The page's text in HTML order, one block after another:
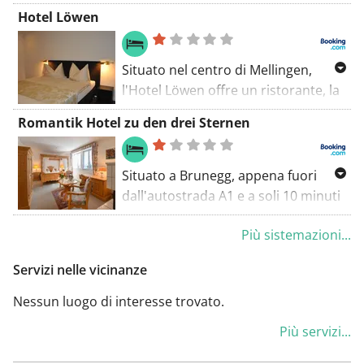
Gasthof zum Bären offre un
gratuiti, quali un parcheggio privato
e la connessione Wi-Fi nell'intero
edificio.
Hotel Löwen
Situato nel centro di Mellingen,
l'Hotel Löwen offre un ristorante, la
connessione Wi-Fi gratuita e un
parcheggio privato gratuito in loco.
A 250 m troverete una fermata
dell'autobus.
Romantik Hotel zu den drei Sternen
Situato a Brunegg, appena fuori
dall'autostrada A1 e a soli 10 minuti
di auto dai bagni termali di Bad
Schinznach, il Romantik Hotel zu
storica e 2 ristoranti.
Più sistemazioni...
Servizi nelle vicinanze
Nessun luogo di interesse trovato.
Più servizi...